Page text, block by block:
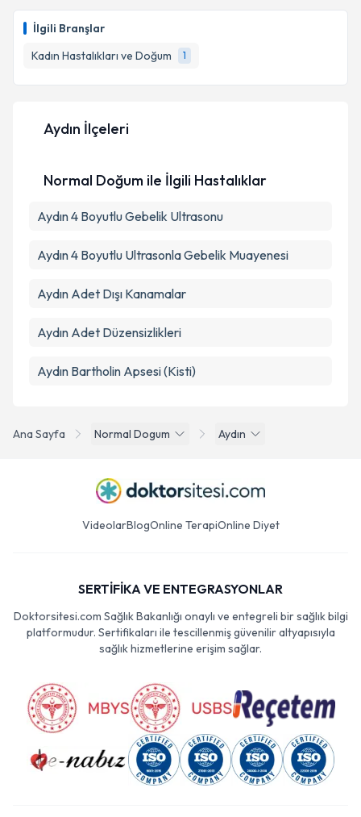
İlgili Branşlar
Kadın Hastalıkları ve Doğum
1
Ana Sayfa Normal Dogum Aydın
Aydın İlçeleri
Normal Doğum ile İlgili Hastalıklar
Aydın 4 Boyutlu Gebelik Ultrasonu
Aydın 4 Boyutlu Ultrasonla Gebelik Muayenesi
Aydın Adet Dışı Kanamalar
Aydın Adet Düzensizlikleri
Aydın Bartholin Apsesi (Kisti)
VideolarBlogOnline TerapiOnline Diyet
SERTİFİKA VE ENTEGRASYONLAR
Doktorsitesi.com Sağlık Bakanlığı onaylı ve entegreli bir sağlık bilgi
platformudur. Sertifikaları ile tescillenmiş güvenilir altyapısıyla
sağlık hizmetlerine erişim sağlar.